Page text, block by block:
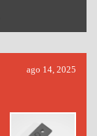
ago 14, 2025